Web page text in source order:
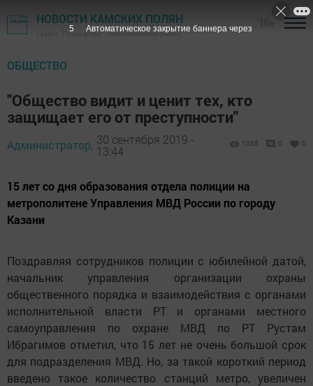
НОВОСТИ КАМСКИХ ПОЛЯН
Газета "Посинформ" - Нижнекамский район
ОБЩЕСТВО
"Общество видит и ценит тех, кто
защищает его от преступности"
Администратор, 30 сентября 2019 -
13:44
1035 0 0
15 лет со дня образования отдела полиции на
метрополитене Управления МВД России по городу
Казани
Поздравляя сотрудников полиции с юбилейной датой,
начальник управления организации охраны
общественного порядка и взаимодействия с органами
исполнительной власти РТ и органами местного
самоуправления по охране МВД по РТ Рустам
Ибрагимов отметил, что 15 лет не очень большой срок
для подразделения МВД. Но, за такой короткий период
введено такое количество станций метро, увеличен
4 Автоматическое закрытие баннера через